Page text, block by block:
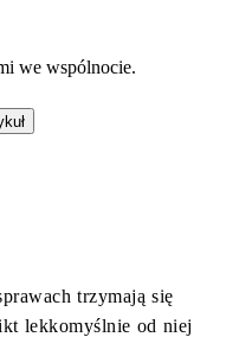
we wspólnocie.
trzymają się
lekkomyślnie od niej